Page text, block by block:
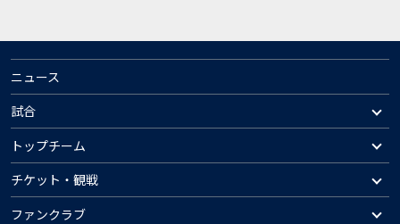
ニュース
試合
トップチーム
チケット・観戦
ファンクラブ